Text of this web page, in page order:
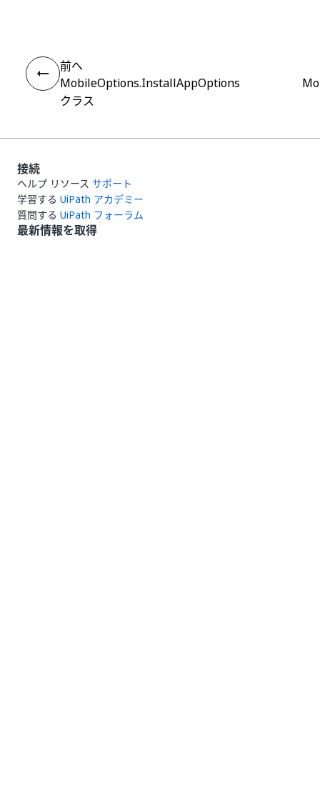
前へ
MobileOptions.InstallAppOptions
クラス
接続
ヘルプ リソース サポート
学習する UiPath アカデミー
質問する UiPath フォーラム
最新情報を取得